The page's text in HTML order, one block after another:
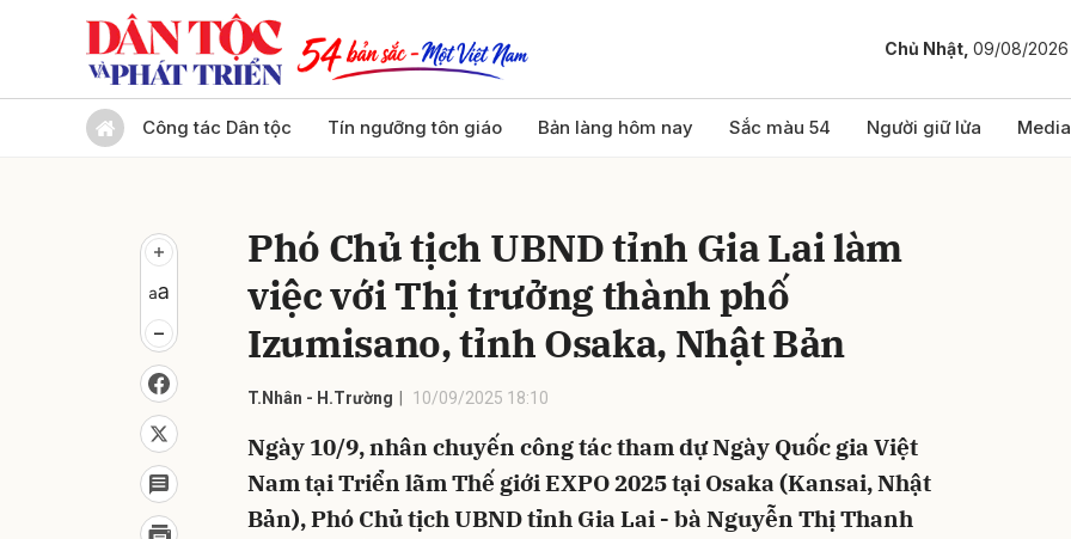
Chủ Nhật, 09/08/2026
Công tác Dân tộc Tín ngưỡng tôn giáo Bản làng hôm nay Sắc màu 54 Người giữ lửa Media
Phó Chủ tịch UBND tỉnh Gia Lai làm
việc với Thị trưởng thành phố
Izumisano, tỉnh Osaka, Nhật Bản
T.Nhân - H.Trường 10/09/2025 18:10
Ngày 10/9, nhân chuyến công tác tham dự Ngày Quốc gia Việt
Nam tại Triển lãm Thế giới EXPO 2025 tại Osaka (Kansai, Nhật
Bản), Phó Chủ tịch UBND tỉnh Gia Lai - bà Nguyễn Thị Thanh
Gửi bình luận